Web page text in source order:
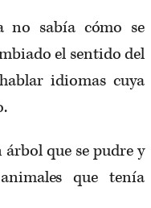
no sabía cómo se
el sentido del
idiomas cuya
que se pudre y
que tenía